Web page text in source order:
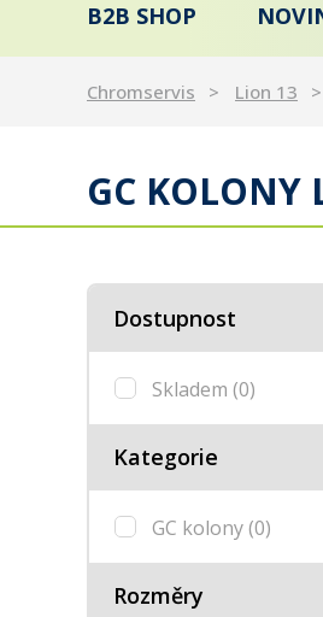
B2B SHOP
Chromservis Lion 13
GC KOLONY
Dostupnost
Skladem (0)
Kategorie
GC kolony(0)
Rozměry